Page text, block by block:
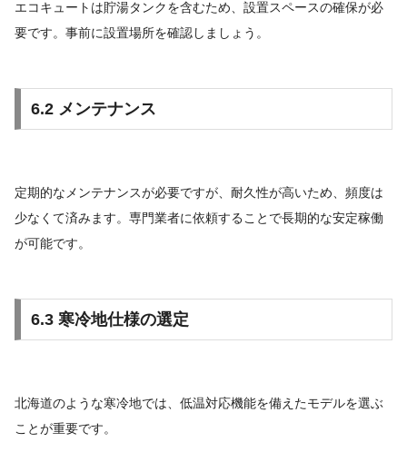
エコキュートは貯湯タンクを含むため、設置スペースの確保が必
要です。事前に設置場所を確認しましょう。
6.2 メンテナンス
定期的なメンテナンスが必要ですが、耐久性が高いため、頻度は
少なくて済みます。専門業者に依頼することで長期的な安定稼働
が可能です。
6.3 寒冷地仕様の選定
北海道のような寒冷地では、低温対応機能を備えたモデルを選ぶ
ことが重要です。